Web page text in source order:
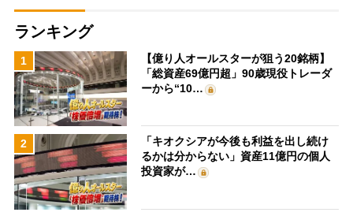
ランキング
1
【億り人オールスターが狙う20銘柄】
「総資産69億円超」90歳現役トレーダ
ーから“10…
2
「キオクシアが今後も利益を出し続け
るかは分からない」資産11億円の個人
投資家が…